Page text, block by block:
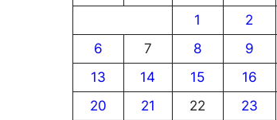
1
2
6
7 8 9
13
14 15 16
20
21 22 23